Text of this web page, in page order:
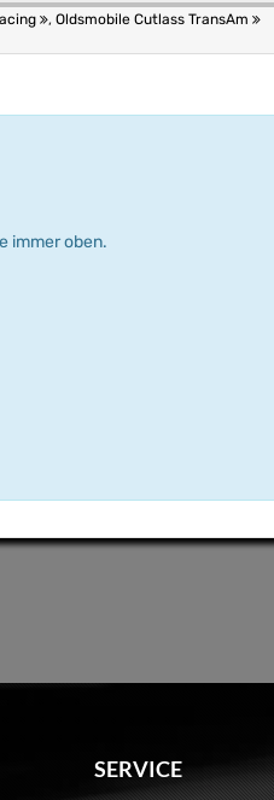
, Oldsmobile Cutlass TransAm
immer oben.
SERVICE